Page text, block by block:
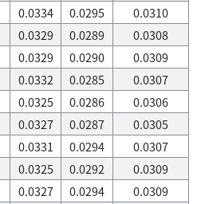
0.0334 0.0295
0.0310
0.0329 0.0289
0.0308
0.0329 0.0290
0.0309
0.0332 0.0285
0.0307
0.0325 0.0286
0.0306
0.0327 0.0287
0.0305
0.0331 0.0294
0.0307
0.0325 0.0292
0.0309
0.0327 0.0294
0.0309